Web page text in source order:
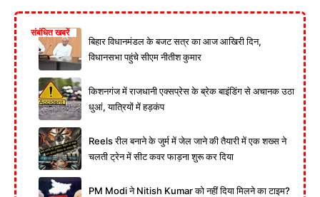
संबंधित खबरें
बिहार विधानमंडल के बजट सत्र का आज आखिरी दिन,
विधानसभा पहुंचे सीएम नीतीश कुमार
किशनगंज में राजधानी एक्सप्रेस के ब्रेक बाइंडिंग से अचानक उठा
धुआं, यात्रियों में हड़कंप
Reels रील बनाने के जुर्म में जेल जाने की तैयारी में एक शख्स ने
चलती ट्रेन में सीट कवर फाड़ना शुरू कर दिया
PM Modi ने Nitish Kumar को नहीं दिया मिलने का टाइम?